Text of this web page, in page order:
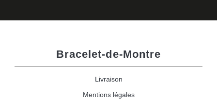
Bracelet-de-Montre
Livraison
Mentions légales